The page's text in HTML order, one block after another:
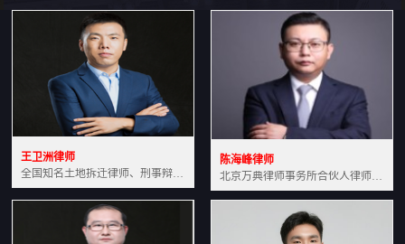
王卫洲律师
全国知名土地拆迁律师、刑事辩护律师北京万典律师事务所主任中国法学会会员北京市行政法研究会理事
陈海峰律师
北京万典律师事务所合伙人律师土地房产专业资深律师